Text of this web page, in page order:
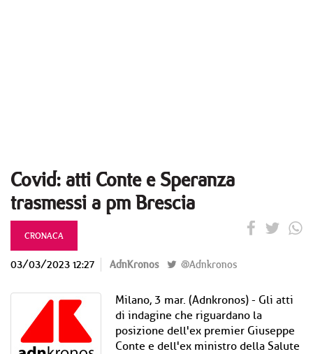
Covid: atti Conte e Speranza
trasmessi a pm Brescia
CRONACA
03/03/2023 12:27 AdnKronos @Adnkronos
Milano, 3 mar. (Adnkronos) - Gli atti
di indagine che riguardano la
posizione dell'ex premier Giuseppe
Conte e dell'ex ministro della Salute